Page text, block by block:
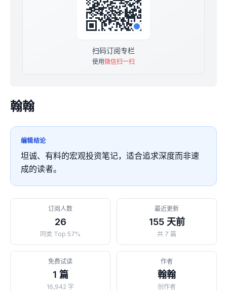
扫码订阅专栏
使用微信扫一扫
翰翰
编辑结论
坦诚、有料的宏观投资笔记，适合追求深度而非速
成的读者。
订阅人数
26
同类 Top 57%
最近更新
155 天前
共 7 篇
免费试读
1 篇
16,942 字
作者
翰翰
创作者